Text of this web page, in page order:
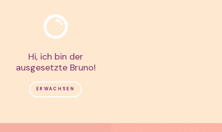
Hi, ich bin der
ausgesetzte Bruno!
ERWACHSEN